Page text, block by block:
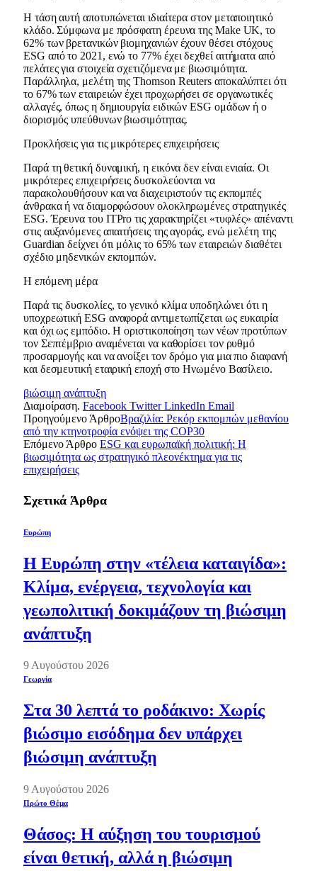
Η τάση αυτή αποτυπώνεται ιδιαίτερα στον μεταποιητικό
κλάδο. Σύμφωνα με πρόσφατη έρευνα της Make UK, το
62% των βρετανικών βιομηχανιών έχουν θέσει στόχους
ESG από το 2021, ενώ το 77% έχει δεχθεί αιτήματα από
πελάτες για στοιχεία σχετιζόμενα με βιωσιμότητα.
Παράλληλα, μελέτη της Thomson Reuters αποκαλύπτει ότι
το 67% των εταιρειών έχει προχωρήσει σε οργανωτικές
αλλαγές, όπως η δημιουργία ειδικών ESG ομάδων ή ο
διορισμός υπεύθυνων βιωσιμότητας.
Προκλήσεις για τις μικρότερες επιχειρήσεις
Παρά τη θετική δυναμική, η εικόνα δεν είναι ενιαία. Οι
μικρότερες επιχειρήσεις δυσκολεύονται να
παρακολουθήσουν και να διαχειριστούν τις εκπομπές
άνθρακα ή να διαμορφώσουν ολοκληρωμένες στρατηγικές
ESG. Έρευνα του ITPro τις χαρακτηρίζει «τυφλές» απέναντι
στις αυξανόμενες απαιτήσεις της αγοράς, ενώ μελέτη της
Guardian δείχνει ότι μόλις το 65% των εταιρειών διαθέτει
σχέδιο μηδενικών εκπομπών.
Η επόμενη μέρα
Παρά τις δυσκολίες, το γενικό κλίμα υποδηλώνει ότι η
υποχρεωτική ESG αναφορά αντιμετωπίζεται ως ευκαιρία
και όχι ως εμπόδιο. Η οριστικοποίηση των νέων προτύπων
τον Σεπτέμβριο αναμένεται να καθορίσει τον ρυθμό
προσαρμογής και να ανοίξει τον δρόμο για μια πιο διαφανή
και δεσμευτική εταιρική εποχή στο Ηνωμένο Βασίλειο.
βιώσιμη ανάπτυξη
Διαμοίραση. Facebook Twitter LinkedIn Email
Προηγούμενο ΆρθροΒραζιλία: Ρεκόρ εκπομπών μεθανίου
από την κτηνοτροφία ενόψει της COP30
Επόμενο Άρθρο ESG και ευρωπαϊκή πολιτική: Η
βιωσιμότητα ως στρατηγικό πλεονέκτημα για τις
επιχειρήσεις
Σχετικά Άρθρα
Ευρώπη
Η Ευρώπη στην «τέλεια καταιγίδα»:
Κλίμα, ενέργεια, τεχνολογία και
γεωπολιτική δοκιμάζουν τη βιώσιμη
ανάπτυξη
9 Αυγούστου 2026
Γεωργία
Στα 30 λεπτά το ροδάκινο: Χωρίς
βιώσιμο εισόδημα δεν υπάρχει
βιώσιμη ανάπτυξη
9 Αυγούστου 2026
Πρώτο Θέμα
Θάσος: Η αύξηση του τουρισμού
είναι θετική, αλλά η βιώσιμη